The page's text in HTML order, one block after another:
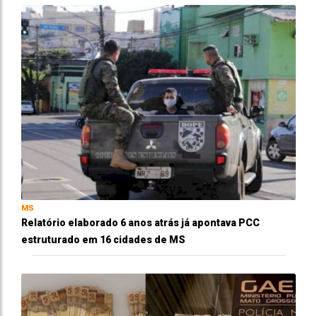
MS
Relatório elaborado 6 anos atrás já apontava PCC
estruturado em 16 cidades de MS